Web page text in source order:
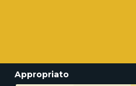
Appropriato